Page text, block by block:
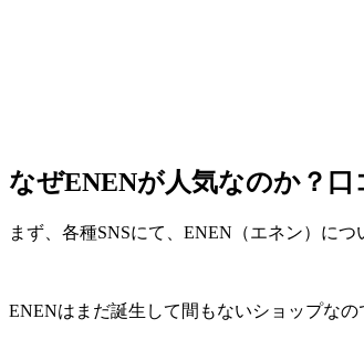
なぜENENが人気なのか？
まず、各種SNSにて、ENEN（エネン）に
ENENはまだ誕生して間もないショップなの